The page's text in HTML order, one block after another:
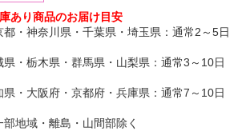
あり商品のお届け目安
都・神奈川県・千葉県・埼玉県：通常2～5日
県・栃木県・群馬県・山梨県：通常3～10日
県・大阪府・京都府・兵庫県：通常7～10日
地域・離島・山間部除く